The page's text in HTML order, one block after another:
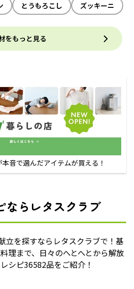
とうもろこし ズッキーニ
をもっと見る
音で選んだアイテムが買える！
ならレタスクラブ
立を探すならレタスクラブで！基
理まで、日々のへとへとから解放
シピ36582品をご紹介！